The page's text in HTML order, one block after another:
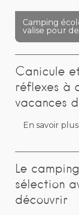
Camping
valise pour
Canicule
réflexes à
vacances
En savoir plus
Le
sélection
découvrir